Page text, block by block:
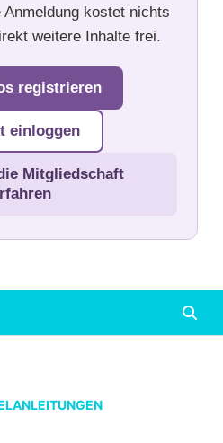
kostet nichts
weitere Inhalte frei.
registrieren
einloggen
Mitgliedschaft